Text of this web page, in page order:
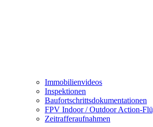
Immobilienvideos
Inspektionen
Baufortschrittsdokumentationen
FPV Indoor / Outdoor Action-
Zeitrafferaufnahmen